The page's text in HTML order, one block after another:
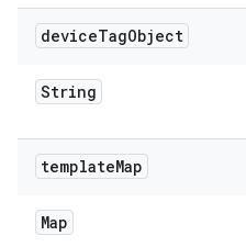
deviceTagObject
String
templateMap
Map